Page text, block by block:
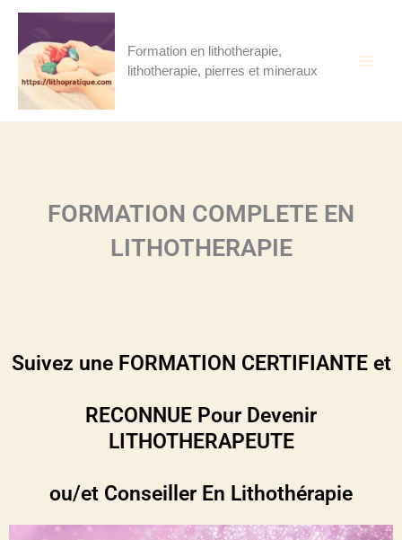
contenu
Formation en lithotherapie,
lithotherapie, pierres et mineraux
FORMATION COMPLETE EN
LITHOTHERAPIE
Suivez une FORMATION CERTIFIANTE et
RECONNUE Pour Devenir
LITHOTHERAPEUTE
ou/et Conseiller En Lithothérapie